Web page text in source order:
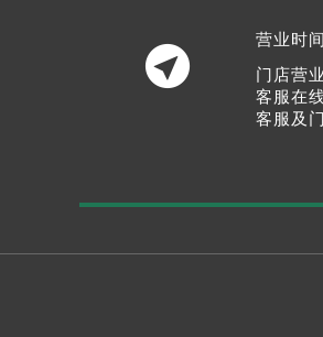

营业时
门店营
客服在
客服及